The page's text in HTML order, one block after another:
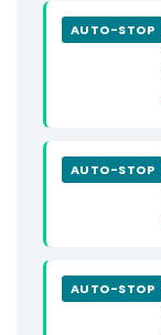
AUTO-STOP
AUTO-STOP
AUTO-STOP